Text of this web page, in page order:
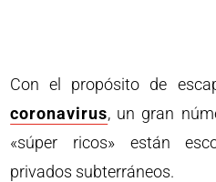
Con el propósito de
coronavirus, un gran
«súper ricos» están
privados subterráneos.